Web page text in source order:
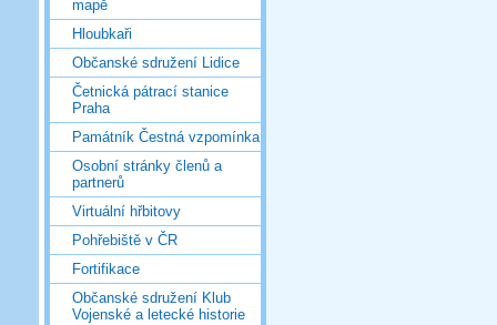
mapě
Hloubkaři
Občanské sdružení Lidice
Četnická pátrací stanice
Praha
Památník Čestná vzpomínka
Osobní stránky členů a
partnerů
Virtuální hřbitovy
Pohřebiště v ČR
Fortifikace
Občanské sdružení Klub
Vojenské a letecké historie